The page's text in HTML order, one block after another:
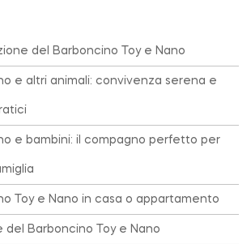
del Barboncino Toy e Nano
e altri animali: convivenza serena e
e bambini: il compagno perfetto per
Toy e Nano in casa o appartamento
del Barboncino Toy e Nano